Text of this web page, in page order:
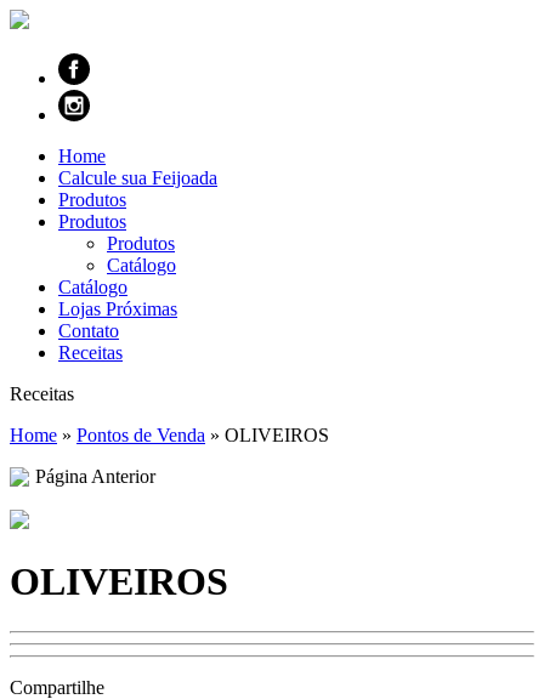
Home
Calcule sua Feijoada
Produtos
Produtos
Produtos
Catálogo
Catálogo
Lojas Próximas
Contato
Receitas
Receitas
Home » Pontos de Venda » OLIVEIROS
Página Anterior
OLIVEIROS
Compartilhe